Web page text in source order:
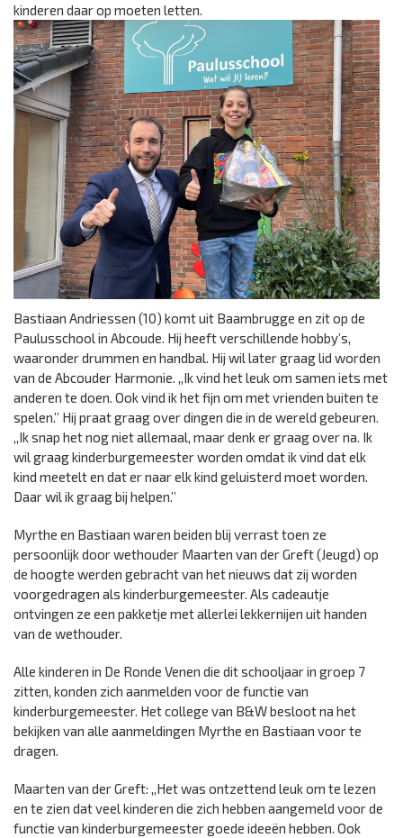
kinderen daar op moeten letten.
Bastiaan Andriessen (10) komt uit Baambrugge en zit op de
Paulusschool in Abcoude. Hij heeft verschillende hobby’s,
waaronder drummen en handbal. Hij wil later graag lid worden
van de Abcouder Harmonie. ,,Ik vind het leuk om samen iets met
anderen te doen. Ook vind ik het fijn om met vrienden buiten te
spelen.’’ Hij praat graag over dingen die in de wereld gebeuren.
,,Ik snap het nog niet allemaal, maar denk er graag over na. Ik
wil graag kinderburgemeester worden omdat ik vind dat elk
kind meetelt en dat er naar elk kind geluisterd moet worden.
Daar wil ik graag bij helpen.’’
Myrthe en Bastiaan waren beiden blij verrast toen ze
persoonlijk door wethouder Maarten van der Greft (Jeugd) op
de hoogte werden gebracht van het nieuws dat zij worden
voorgedragen als kinderburgemeester. Als cadeautje
ontvingen ze een pakketje met allerlei lekkernijen uit handen
van de wethouder.
Alle kinderen in De Ronde Venen die dit schooljaar in groep 7
zitten, konden zich aanmelden voor de functie van
kinderburgemeester. Het college van B&W besloot na het
bekijken van alle aanmeldingen Myrthe en Bastiaan voor te
dragen.
Maarten van der Greft: ,,Het was ontzettend leuk om te lezen
en te zien dat veel kinderen die zich hebben aangemeld voor de
functie van kinderburgemeester goede ideeën hebben. Ook